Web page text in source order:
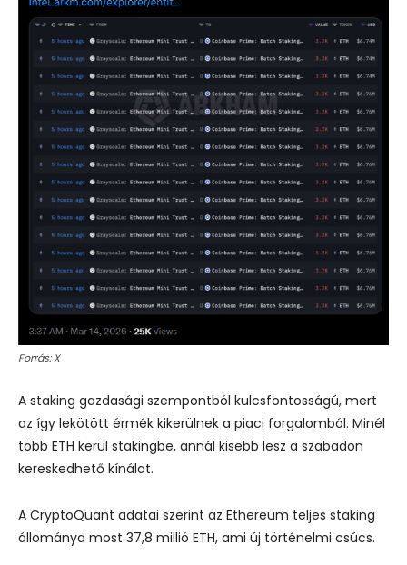
Forrás: X
A staking gazdasági szempontból kulcsfontosságú, mert
az így lekötött érmék kikerülnek a piaci forgalomból. Minél
több ETH kerül stakingbe, annál kisebb lesz a szabadon
kereskedhető kínálat.
A CryptoQuant adatai szerint az Ethereum teljes staking
állománya most 37,8 millió ETH, ami új történelmi csúcs.